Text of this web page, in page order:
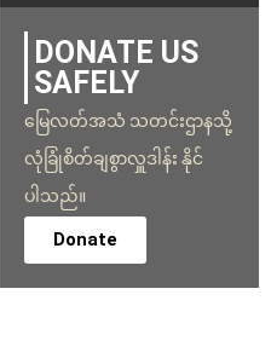
DONATE US
SAFELY
မြေလတ်အသံ သတင်းဌာနသို့
လုံခြုံစိတ်ချစွာလှူဒါန်း နိုင်
ပါသည်။
Donate